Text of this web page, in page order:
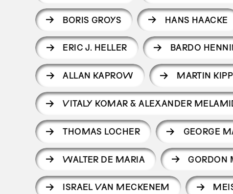
BORIS GROYS HANS HAACKE
ERIC J. HELLER BARDO
ALLAN KAPROW MARTIN
VITALY KOMAR & ALEXANDER
THOMAS LOCHER GEORGE
WALTER DE MARIA GORDON
ISRAEL VAN MECKENEM